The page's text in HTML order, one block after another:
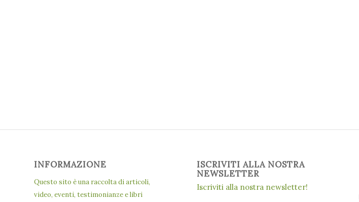
INFORMAZIONE
Questo sito è una raccolta di articoli,
video, eventi, testimonianze e libri
ISCRIVITI ALLA NOSTRA
NEWSLETTER
Iscriviti alla nostra newsletter!